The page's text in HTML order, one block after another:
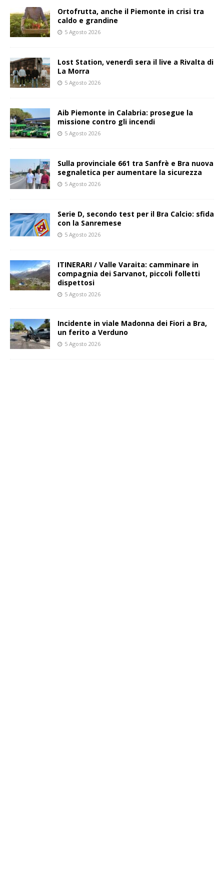
Ortofrutta, anche il Piemonte in crisi tra
caldo e grandine
5 Agosto 2026
Lost Station, venerdì sera il live a Rivalta di
La Morra
5 Agosto 2026
Aib Piemonte in Calabria: prosegue la
missione contro gli incendi
5 Agosto 2026
Sulla provinciale 661 tra Sanfrè e Bra nuova
segnaletica per aumentare la sicurezza
5 Agosto 2026
Serie D, secondo test per il Bra Calcio: sfida
con la Sanremese
5 Agosto 2026
ITINERARI / Valle Varaita: camminare in
compagnia dei Sarvanot, piccoli folletti
dispettosi
5 Agosto 2026
Incidente in viale Madonna dei Fiori a Bra,
un ferito a Verduno
5 Agosto 2026